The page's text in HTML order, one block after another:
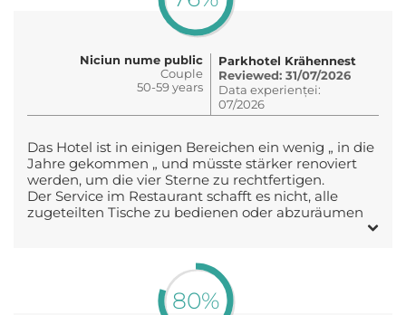
Niciun nume public
Couple
50-59 years
Parkhotel Krähennest
Reviewed: 31/07/2026
Data experienței:
07/2026
Das Hotel ist in einigen Bereichen ein wenig „ in die
Jahre gekommen „ und müsste stärker renoviert
werden, um die vier Sterne zu rechtfertigen.
Der Service im Restaurant schafft es nicht, alle
zugeteilten Tische zu bedienen oder abzuräumen
80%